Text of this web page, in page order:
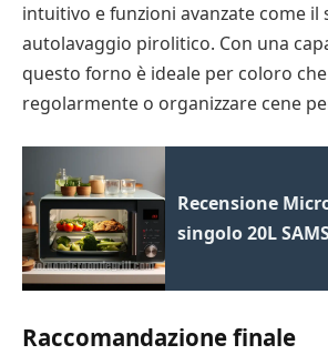
intuitivo e funzioni avanzate come il
autolavaggio pirolitico. Con una
questo forno è ideale per coloro
regolarmente o organizzare cene
Recensione
singolo 20L
Raccomandazione finale